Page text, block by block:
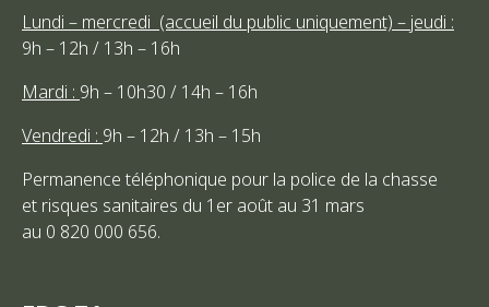
Lundi – mercredi (accueil du public uniquement) – jeudi :
9h – 12h / 13h – 16h
Mardi : 9h – 10h30 / 14h – 16h
Vendredi : 9h – 12h / 13h – 15h
Permanence téléphonique pour la police de la chasse
et risques sanitaires du 1er août au 31 mars
au 0 820 000 656.